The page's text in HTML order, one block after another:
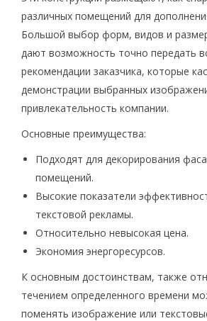
различных помещений для
Большой выбор форм, видов и
дают возможность точно передать
рекомендации заказчика, которые
демонстрации выбранных
привлекательность компании.
Основные преимущества:
Подходят для декорирования
помещений.
Высокие показатели
текстовой рекламы.
Относительно невысокая цена.
Экономия энергоресурсов.
К основным достоинствам, также
течением определенного времени
поменять изображение или